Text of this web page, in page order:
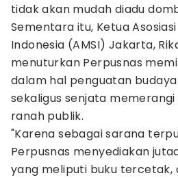
tidak akan mudah diadu
Sementara itu, Ketua
Indonesia (AMSI) Jakarta,
menuturkan Perpusnas
dalam hal penguatan
sekaligus senjata
ranah publik.
"Karena sebagai sarana
Perpusnas menyediakan
yang meliputi buku tercetak,